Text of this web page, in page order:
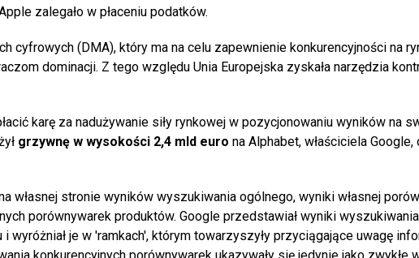
zalegało w płaceniu podatków.
cyfrowych (DMA), który ma na celu zapewnienie konkurencyjności na
dominacji. Z tego względu Unia Europejska zyskała narzędzia
karę za nadużywanie siły rynkowej w pozycjonowaniu wyników na
grzywnę w wysokości 2,4 mld euro na Alphabet, właściciela Google,
własnej stronie wyników wyszukiwania ogólnego, wyniki własnej
porównywarek produktów. Google przedstawiał wyniki
je w 'ramkach', którym towarzyszyły przyciągające uwagę
konkurencyjnych porównywarek ukazywały się jedynie jako zwykłe